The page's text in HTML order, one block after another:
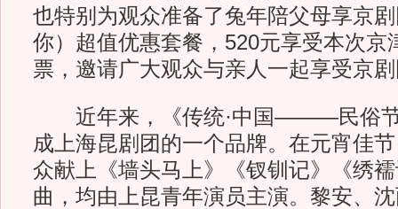
也特别为观众准备了兔年陪父母享京剧
你）超值优惠套餐，520元享受本次京
票，邀请广大观众与亲人一起享受京
近年来，《传统·中国———民俗节
成上海昆剧团的一个品牌。在元宵佳
众献上《墙头马上》《钗钏记》《绣
曲，均由上昆青年演员主演。黎安、